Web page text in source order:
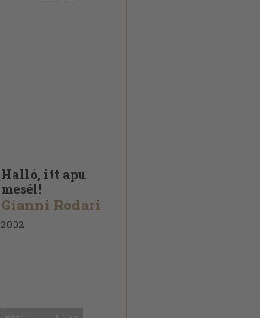
Halló, itt apu
mesél!
Gianni Rodari
2002